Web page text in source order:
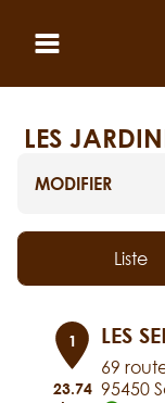
LES
MODIFIER
Liste
1
23.74
LES
69
95450